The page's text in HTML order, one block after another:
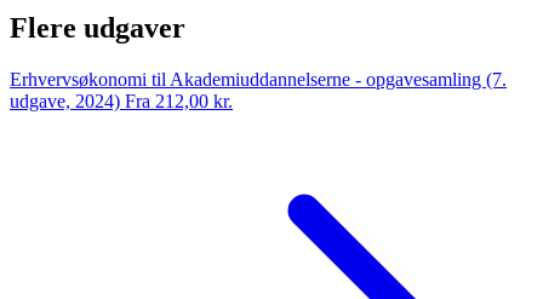
Flere udgaver
Erhvervsøkonomi til Akademiuddannelserne - opgavesamling (7.
udgave, 2024) Fra 212,00 kr.